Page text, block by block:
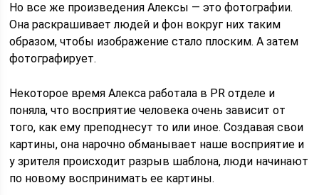
Но все же произведения Алексы — это фотографии.
Она раскрашивает людей и фон вокруг них таким
образом, чтобы изображение стало плоским. А затем
фотографирует.
Некоторое время Алекса работала в PR отделе и
поняла, что восприятие человека очень зависит от
того, как ему преподнесут то или иное. Создавая свои
картины, она нарочно обманывает наше восприятие и
у зрителя происходит разрыв шаблона, люди начинают
по новому воспринимать ее картины.